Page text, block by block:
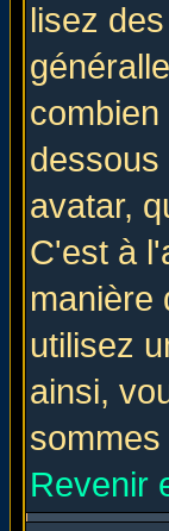
lisez
dessous
avatar,
C'est à
manière
utilisez
ainsi,
Revenir